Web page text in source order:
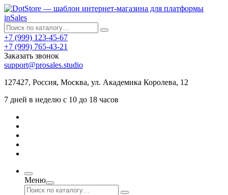
+7 (999) 123-45-67
+7 (999) 765-43-21
Заказать звонок
support@prosales.studio
127427, Россия, Москва, ул. Академика Королева, 12
7 дней в неделю с 10 до 18 часов
Меню